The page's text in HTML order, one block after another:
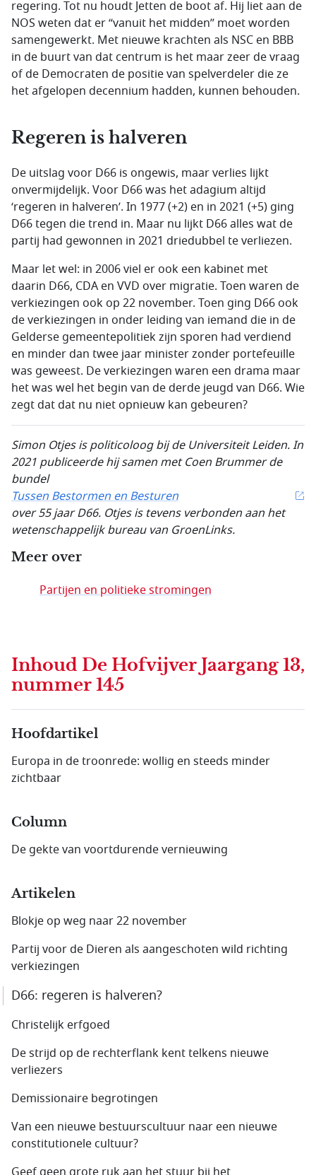
regering. Tot nu houdt Jetten de boot af. Hij liet aan de
NOS weten dat er “vanuit het midden” moet worden
samengewerkt. Met nieuwe krachten als NSC en BBB
in de buurt van dat centrum is het maar zeer de vraag
of de Democraten de positie van spelverdeler die ze
het afgelopen decennium hadden, kunnen behouden.
Regeren is halveren
De uitslag voor D66 is ongewis, maar verlies lijkt
onvermijdelijk. Voor D66 was het adagium altijd
‘regeren in halveren’. In 1977 (+2) en in 2021 (+5) ging
D66 tegen die trend in. Maar nu lijkt D66 alles wat de
partij had gewonnen in 2021 driedubbel te verliezen.
Maar let wel: in 2006 viel er ook een kabinet met
daarin D66, CDA en VVD over migratie. Toen waren de
verkiezingen ook op 22 november. Toen ging D66 ook
de verkiezingen in onder leiding van iemand die in de
Gelderse gemeentepolitiek zijn sporen had verdiend
en minder dan twee jaar minister zonder portefeuille
was geweest. De verkiezingen waren een drama maar
het was wel het begin van de derde jeugd van D66. Wie
zegt dat dat nu niet opnieuw kan gebeuren?
Simon Otjes is politicoloog bij de Universiteit Leiden. In
2021 publiceerde hij samen met Coen Brummer de
bundel
Tussen Bestormen en Besturen
over 55 jaar D66. Otjes is tevens verbonden aan het
wetenschappelijk bureau van GroenLinks.
Meer over
Partijen en politieke stromingen
Inhoud De Hofvijver Jaargang 13,
nummer 145
Hoofdartikel
Europa in de troonrede: wollig en steeds minder
zichtbaar
Column
De gekte van voortdurende vernieuwing
Artikelen
Blokje op weg naar 22 november
Partij voor de Dieren als aangeschoten wild richting
verkiezingen
D66: regeren is halveren?
Christelijk erfgoed
De strijd op de rechterflank kent telkens nieuwe
verliezers
Demissionaire begrotingen
Van een nieuwe bestuurscultuur naar een nieuwe
constitutionele cultuur?